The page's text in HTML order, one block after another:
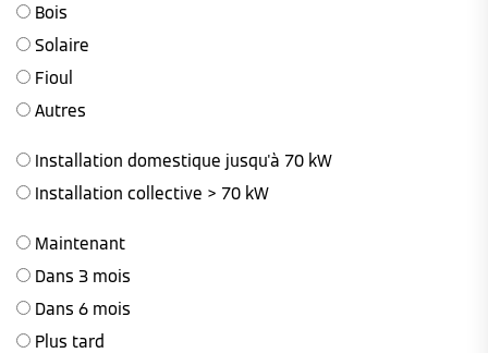
Bois
Solaire
Fioul
Autres
Installation domestique jusqu'à 70 kW
Installation collective > 70 kW
Maintenant
Dans 3 mois
Dans 6 mois
Plus tard